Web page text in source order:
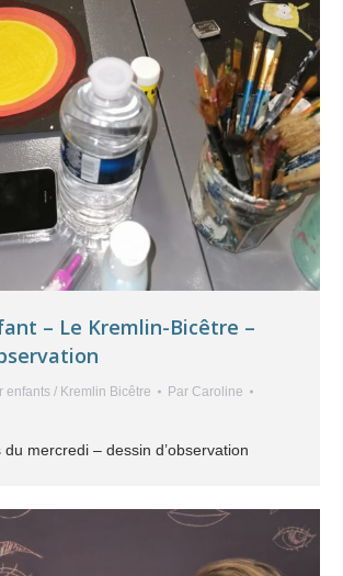
– Le Kremlin-Bicêtre –
enfants / Kremlin Bicêtre Par Caroline
mercredi – dessin d’observation